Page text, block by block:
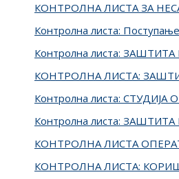
КОНТРОЛНА ЛИСТА ЗА
Контролна листа:
Контролна листа:
КОНТРОЛНА ЛИСТА:
Контролна листа:
Контролна листа:
КОНТРОЛНА ЛИСТА
КОНТРОЛНА ЛИСТА: